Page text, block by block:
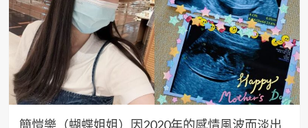
簡愷樂（蝴蝶姐姐）因2020年的感情風波而淡出